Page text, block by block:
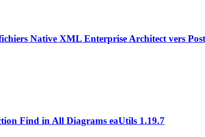
Native XML Enterprise Architect vers
Find in All Diagrams eaUtils 1.19.7